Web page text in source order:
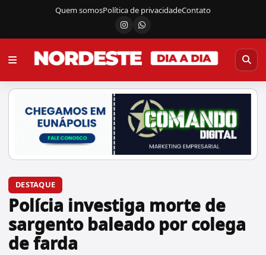
Quem somosPolítica de privacidadeContato
InstagramCanal do WhatsApp
DESTAQUE
Polícia investiga morte de
sargento baleado por colega
de farda